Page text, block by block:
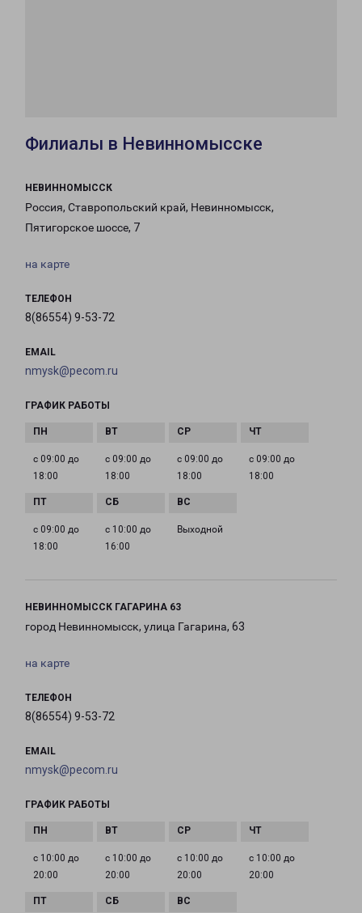
Филиалы в Невинномысске
НЕВИННОМЫССК
Россия, Ставропольский край, Невинномысск,
Пятигорское шоссе, 7
на карте
ТЕЛЕФОН
8(86554) 9-53-72
EMAIL
nmysk@pecom.ru
ГРАФИК РАБОТЫ
с 09:00 до
18:00
с 09:00 до
18:00
с 09:00 до
18:00
с 09:00 до
18:00
с 09:00 до
18:00
с 10:00 до
16:00
Выходной
НЕВИННОМЫССК ГАГАРИНА 63
город Невинномысск, улица Гагарина, 63
на карте
ТЕЛЕФОН
8(86554) 9-53-72
EMAIL
nmysk@pecom.ru
ГРАФИК РАБОТЫ
с 10:00 до
20:00
с 10:00 до
20:00
с 10:00 до
20:00
с 10:00 до
20:00